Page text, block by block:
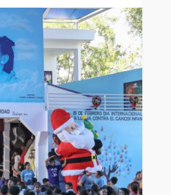
DESTACADAS
de BJ clausura el
irregular
4 horas ago